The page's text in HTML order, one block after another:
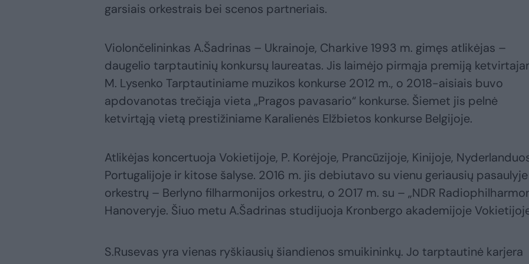
garsiais orkestrais bei scenos partneriais.
Violončelininkas A.Šadrinas – Ukrainoje, Charkive 1993 m. gimęs atlikėjas –
daugelio tarptautinių konkursų laureatas. Jis laimėjo pirmąja premiją
M. Lysenko Tarptautiniame muzikos konkurse 2012 m., o 2018-aisiais buvo
apdovanotas trečiąja vieta „Pragos pavasario“ konkurse. Šiemet jis pelnė
ketvirtąją vietą prestižiniame Karalienės Elžbietos konkurse Belgijoje.
Atlikėjas koncertuoja Vokietijoje, P. Korėjoje, Prancūzijoje, Kinijoje,
Portugalijoje ir kitose šalyse. 2016 m. jis debiutavo su vienu geriausių pasaulyje
orkestrų – Berlyno filharmonijos orkestru, o 2017 m. su – „NDR
Hanoveryje. Šiuo metu A.Šadrinas studijuoja Kronbergo akademijoje
S.Rusevas yra vienas ryškiausių šiandienos smuikininkų. Jo tarptautinė karjera